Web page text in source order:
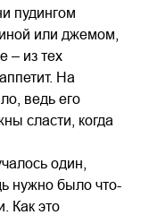
пудингом
или джемом,
– из тех
На
ведь его
сласти, когда
один,
нужно было что-
Как это